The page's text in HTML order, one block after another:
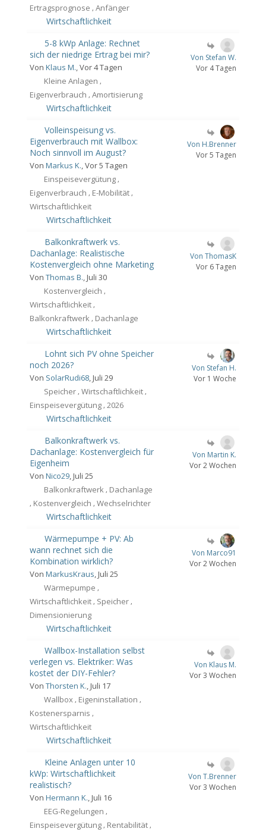
Ertragsprognose , Anfänger
Wirtschaftlichkeit
5-8 kWp Anlage: Rechnet
sich der niedrige Ertrag bei mir?
Von Klaus M., Vor 4 Tagen
Kleine Anlagen,
Eigenverbrauch , Amortisierung
Wirtschaftlichkeit
Von Stefan W.
Vor 4 Tagen
Volleinspeisung vs.
Eigenverbrauch mit Wallbox:
Noch sinnvoll im August?
Von Markus K., Vor 5 Tagen
Einspeisevergütung,
Eigenverbrauch , E-Mobilität ,
Wirtschaftlichkeit
Wirtschaftlichkeit
Von H.Brenner
Vor 5 Tagen
Balkonkraftwerk vs.
Dachanlage: Realistische
Kostenvergleich ohne Marketing
Von Thomas B., Juli 30
Kostenvergleich,
Wirtschaftlichkeit ,
Balkonkraftwerk , Dachanlage
Wirtschaftlichkeit
Von ThomasK
Vor 6 Tagen
Lohnt sich PV ohne Speicher
noch 2026?
Von SolarRudi68, Juli 29
Speicher, Wirtschaftlichkeit,
Einspeisevergütung , 2026
Wirtschaftlichkeit
Von Stefan H.
Vor 1 Woche
Balkonkraftwerk vs.
Dachanlage: Kostenvergleich für
Eigenheim
Von Nico29, Juli 25
Balkonkraftwerk, Dachanlage
, Kostenvergleich , Wechselrichter
Wirtschaftlichkeit
Von Martin K.
Vor 2 Wochen
Wärmepumpe + PV: Ab
wann rechnet sich die
Kombination wirklich?
Von MarkusKraus, Juli 25
Wärmepumpe,
Wirtschaftlichkeit , Speicher ,
Dimensionierung
Wirtschaftlichkeit
Von Marco91
Vor 2 Wochen
Wallbox-Installation selbst
verlegen vs. Elektriker: Was
kostet der DIY-Fehler?
Von Thorsten K., Juli 17
Wallbox, Eigeninstallation,
Kostenersparnis ,
Wirtschaftlichkeit
Wirtschaftlichkeit
Von Klaus M.
Vor 3 Wochen
Kleine Anlagen unter 10
kWp: Wirtschaftlichkeit
realistisch?
Von Hermann K., Juli 16
EEG-Regelungen,
Einspeisevergütung , Rentabilität ,
Von T.Brenner
Vor 3 Wochen